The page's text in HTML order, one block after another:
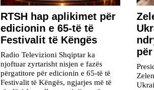
RTSH hap aplikimet për
edicionin e 65-të të
Festivalit të Këngës
Radio Televizioni Shqiptar ka
njoftuar zyrtarisht nisjen e fazës
përgatitore për edicionin e 65-të të
Festivalit të Këngës, ngjarjes më të